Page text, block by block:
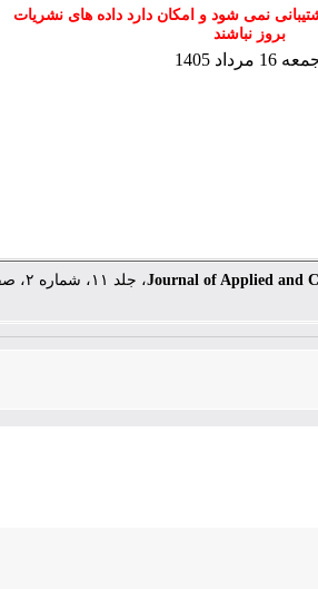
امکان دارد داده های نشریات
Journal ، جلد ۱۱، شماره ۲، صفحات